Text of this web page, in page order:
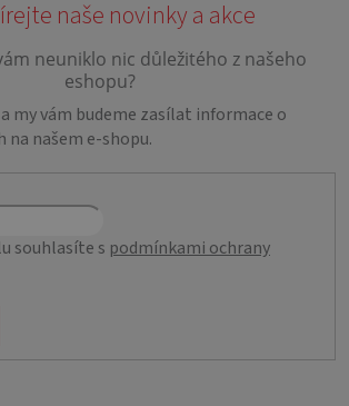
my vám budeme zasílat informace o
na našem e-shopu.
souhlasíte s podmínkami ochrany